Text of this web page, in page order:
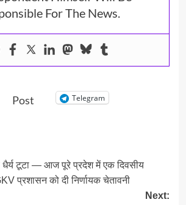
For The News.
Post Telegram
धैर्य टूटा — आज पूरे प्रदेश में एक दिवसीय
प्रशासन को दी निर्णायक चेतावनी
Next: